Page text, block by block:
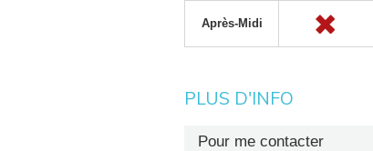
Après-Midi
PLUS D'INFO
Pour me contacter